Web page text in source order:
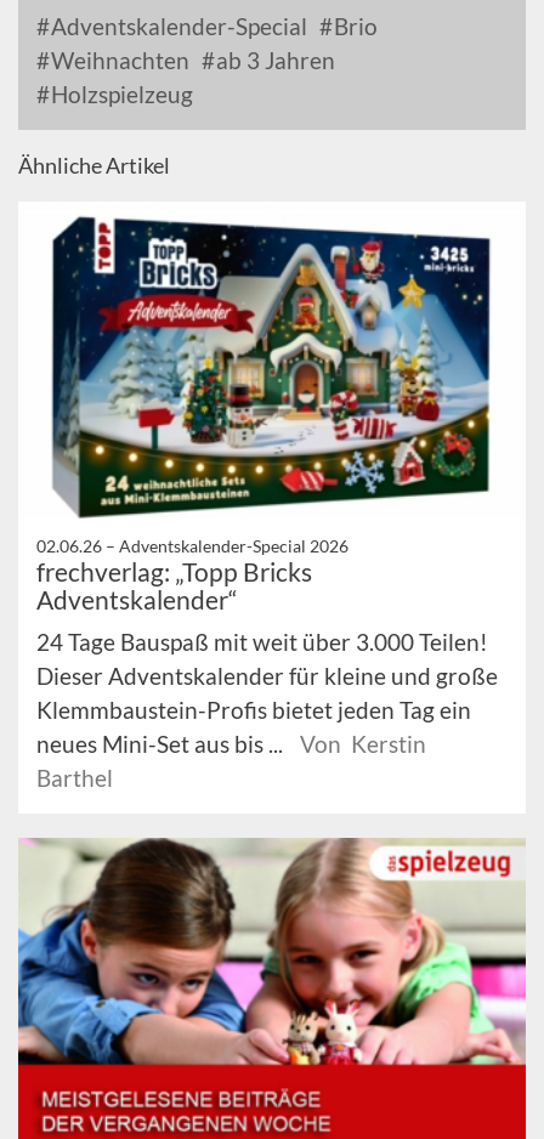
Adventskalender-Special
Brio
Weihnachten
ab 3 Jahren
Holzspielzeug
Ähnliche Artikel
02.06.26 – Adventskalender-Special 2026
frechverlag: „Topp Bricks
Adventskalender“
24 Tage Bauspaß mit weit über 3.000 Teilen!
Dieser Adventskalender für kleine und große
Klemmbaustein-Profis bietet jeden Tag ein
neues Mini-Set aus bis ...
Von Kerstin
Barthel